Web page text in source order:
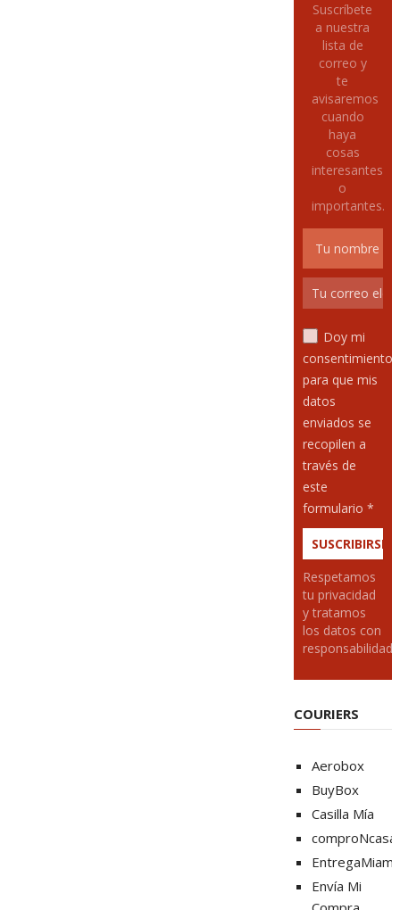
Suscríbete
a nuestra
lista de
correo y
te
avisaremos
cuando
haya
cosas
interesantes
o
importantes.
Doy mi
consentimiento
para que mis
datos
enviados se
recopilen a
través de
este
formulario *
Respetamos
tu privacidad
y tratamos
los datos con
responsabilidad
COURIERS
Aerobox
BuyBox
Casilla Mía
comproNcasa
EntregaMiami
Envía Mi